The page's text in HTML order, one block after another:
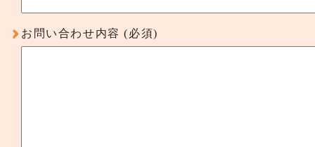
お問い合わせ内容 (必須)